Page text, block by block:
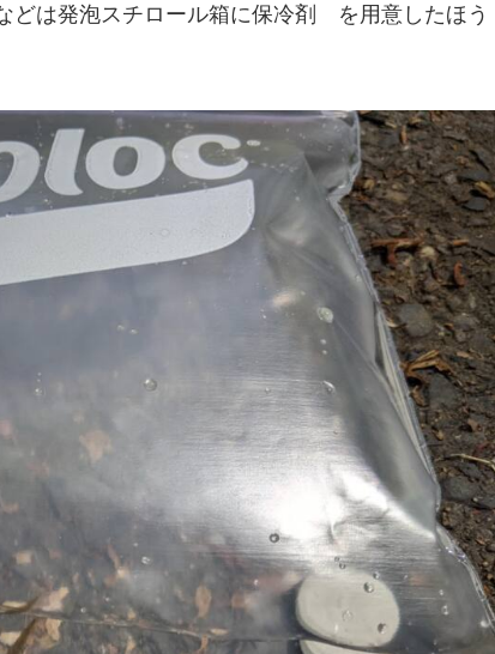
どは発泡スチロール箱に保冷剤 を用意したほう